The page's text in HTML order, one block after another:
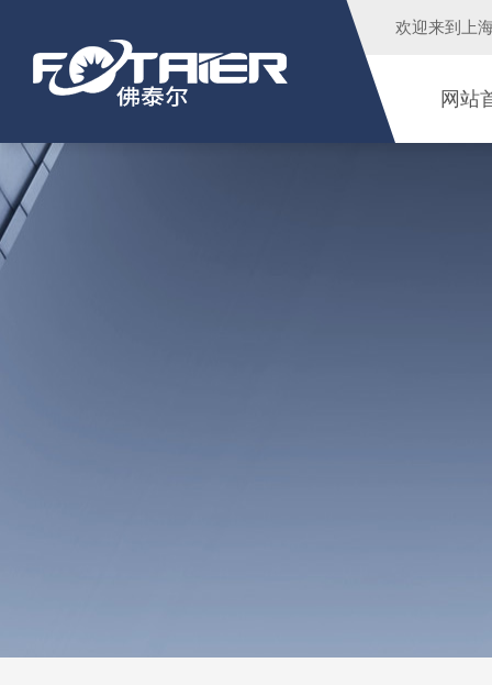
欢迎来到 上
网站